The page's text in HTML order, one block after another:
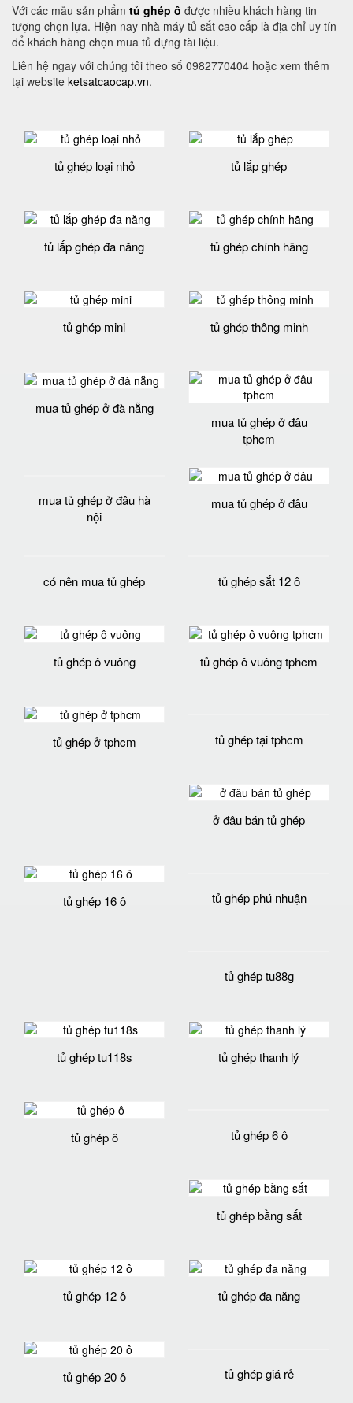
Với các mẫu sản phẩm tủ ghép ô được nhiều khách hàng tin
tượng chọn lựa. Hiện nay nhà máy tủ sắt cao cấp là địa chỉ uy tín
để khách hàng chọn mua tủ đựng tài liệu.
Liên hệ ngay với chúng tôi theo số 0982770404 hoặc xem thêm
tại website ketsatcaocap.vn.
tủ ghép loại nhỏ tủ lắp ghép
tủ lắp ghép đa năng tủ ghép chính hãng
tủ ghép mini tủ ghép thông minh
mua tủ ghép ở đà nẵng
mua tủ ghép ở đâu
tphcm
mua tủ ghép ở đâu hà
mua tủ ghép ở đâu
có nên mua tủ ghép
tủ ghép sắt 12 ô tủ ghép ô vuông
tủ ghép ô vuông tphcm tủ ghép ở tphcm
ở đâu bán tủ ghép
tủ ghép 16 ô tủ ghép phú nhuận
tủ ghép tu88g
tủ ghép tu118s tủ ghép thanh lý
tủ ghép ô tủ ghép 6 ô
tủ ghép bằng sắt
tủ ghép 12 ô tủ ghép đa năng
tủ ghép 20 ô tủ ghép giá rẻ